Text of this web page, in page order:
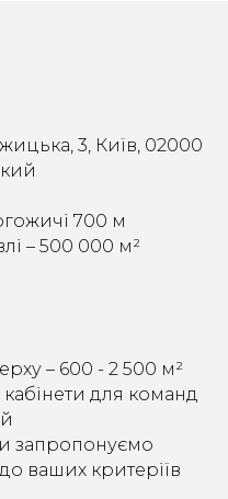
3, Київ, 02000
700 м
– 500 000 м²
– 600 - 2 500 м²
для команд
запропонуємо
ваших критеріїв